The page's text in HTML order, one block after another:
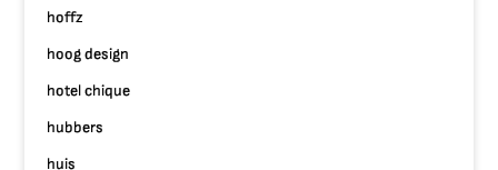
hoffz
hoog design
hotel chique
hubbers
huis